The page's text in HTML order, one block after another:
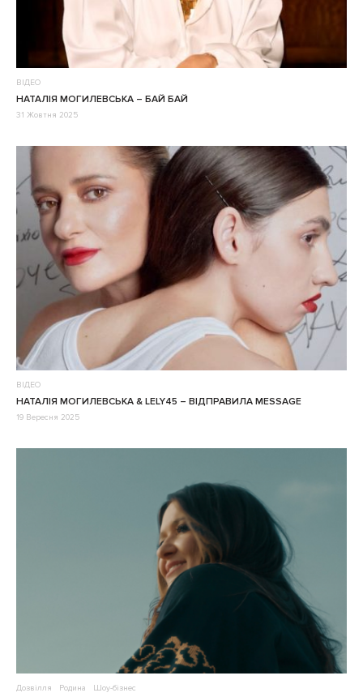
ВІДЕО
НАТАЛІЯ МОГИЛЕВСЬКА – БАЙ БАЙ
31 Жовтня 2025
ВІДЕО
НАТАЛІЯ МОГИЛЕВСЬКА & LELY45 – ВІДПРАВИЛА MESSAGE
19 Вересня 2025
Дозвілля Родина Шоу-бізнес